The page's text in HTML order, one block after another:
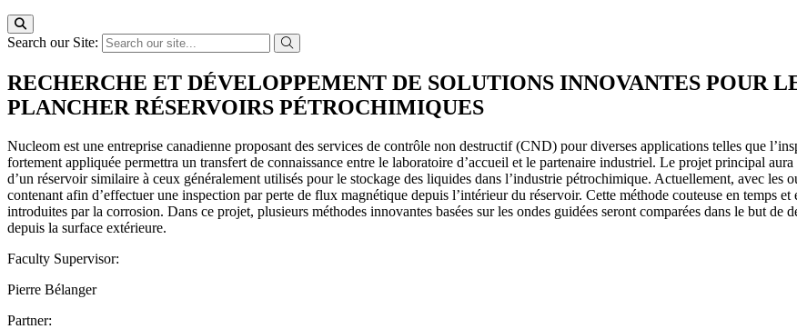
Search our Site:
RECHERCHE ET DÉVELOPPEMENT DE SOLUTIONS INNOVANTES POUR
PLANCHER RÉSERVOIRS PÉTROCHIMIQUES
Nucleom est une entreprise canadienne proposant des services de contrôle non destructif (CND) pour diverses applications telles que
fortement appliquée permettra un transfert de connaissance entre le laboratoire d’accueil et le partenaire industriel. Le projet principal
d’un réservoir similaire à ceux généralement utilisés pour le stockage des liquides dans l’industrie pétrochimique. Actuellement, avec
contenant afin d’effectuer une inspection par perte de flux magnétique depuis l’intérieur du réservoir. Cette méthode couteuse en temps
introduites par la corrosion. Dans ce projet, plusieurs méthodes innovantes basées sur les ondes guidées seront comparées dans le but
depuis la surface extérieure.
Faculty Supervisor:
Pierre Bélanger
Partner: